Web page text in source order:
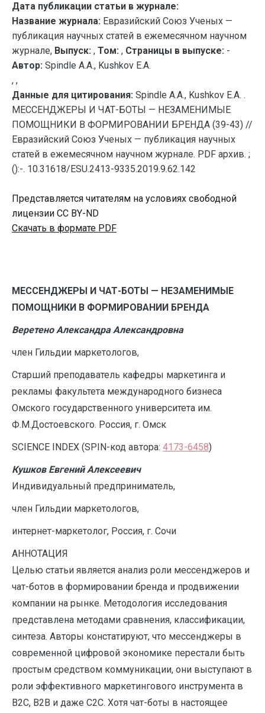
Дата публикации статьи в журнале:
Название журнала: Евразийский Союз Ученых —
публикация научных статей в ежемесячном научном
журнале, Выпуск: , Том: , Страницы в выпуске: -
Автор: Spindle A.A., Kushkov E.A.
, ,
Данные для цитирования: Spindle A.A., Kushkov E.A. .
МЕССЕНДЖЕРЫ И ЧАТ-БОТЫ — НЕЗАМЕНИМЫЕ
ПОМОЩНИКИ В ФОРМИРОВАНИИ БРЕНДА (39-43) //
Евразийский Союз Ученых — публикация научных
статей в ежемесячном научном журнале. PDF архив. ;
():-. 10.31618/ESU.2413-9335.2019.9.62.142
Представляется читателям на условиях свободной
лицензии CC BY-ND
Скачать в формате PDF
МЕССЕНДЖЕРЫ И ЧАТ-БОТЫ — НЕЗАМЕНИМЫЕ
ПОМОЩНИКИ В ФОРМИРОВАНИИ БРЕНДА
Веретено Александра Александровна
член Гильдии маркетологов,
Старший преподаватель кафедры маркетинга и
рекламы факультета международного бизнеса
Омского государственного университета им.
Ф.М.Достоевского. Россия, г. Омск
SCIENCE INDEX (SPIN-код автора: 4173-6458)
Кушков Евгений Алексеевич
Индивидуальный предприниматель,
член Гильдии маркетологов,
интернет-маркетолог, Россия, г. Сочи
АННОТАЦИЯ
Целью статьи является анализ роли мессенджеров и
чат-ботов в формировании бренда и продвижении
компании на рынке. Методология исследования
представлена методами сравнения, классификации,
синтеза. Авторы констатируют, что мессенджеры в
современной цифровой экономике перестали быть
простым средством коммуникации, они выступают в
роли эффективного маркетингового инструмента в
B2C, B2B и даже C2C. Хотя чат-боты в настоящее